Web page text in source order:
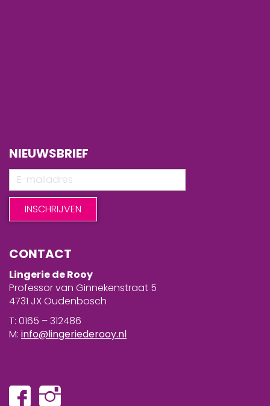
NIEUWSBRIEF
CONTACT
Lingerie de Rooy
Professor van Ginnekenstraat 5
4731 JX Oudenbosch
T: 0165 – 312486
M: info@lingeriederooy.nl